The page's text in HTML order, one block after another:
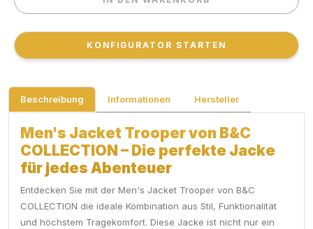
KONFIGURATOR STARTEN
KONFIGURATOR STARTEN
Beschreibung Informationen Hersteller
Men's Jacket Trooper von B&C
COLLECTION – Die perfekte Jacke
für jedes Abenteuer
Entdecken Sie mit der Men's Jacket Trooper von B&C
COLLECTION die ideale Kombination aus Stil, Funktionalität
und höchstem Tragekomfort. Diese Jacke ist nicht nur ein